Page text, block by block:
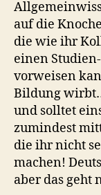
auf die
die wie ihr
einen
vorweisen
Bildung
und solltet
zumindest
die ihr nicht
machen!
aber das geht